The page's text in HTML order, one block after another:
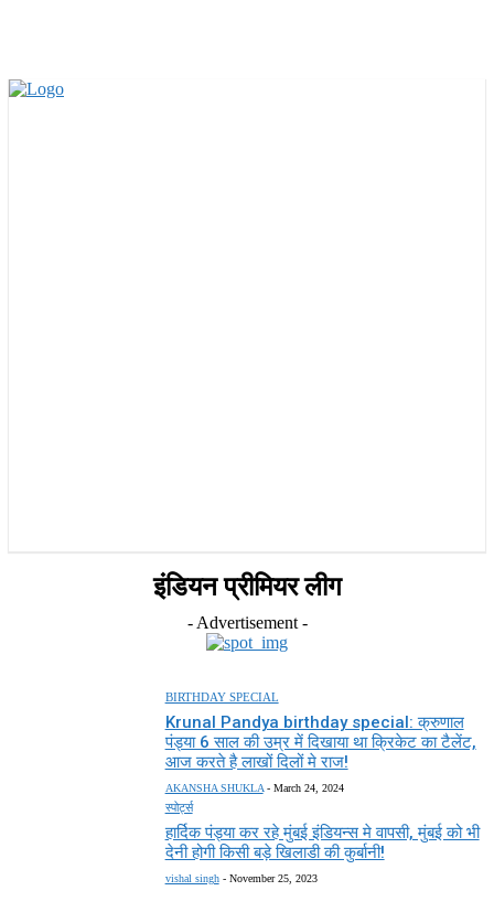
इंडियन प्रीमियर लीग
- Advertisement -
BIRTHDAY SPECIAL
Krunal Pandya birthday special: क्रुणाल
पंड्या 6 साल की उम्र में दिखाया था क्रिकेट का टैलेंट,
आज करते है लाखों दिलों मे राज!
AKANSHA SHUKLA - March 24, 2024
स्पोर्ट्स
हार्दिक पंड्या कर रहे मुंबई इंडियन्स मे वापसी, मुंबई को भी
देनी होगी किसी बड़े खिलाडी की कुर्बानी!
vishal singh - November 25, 2023